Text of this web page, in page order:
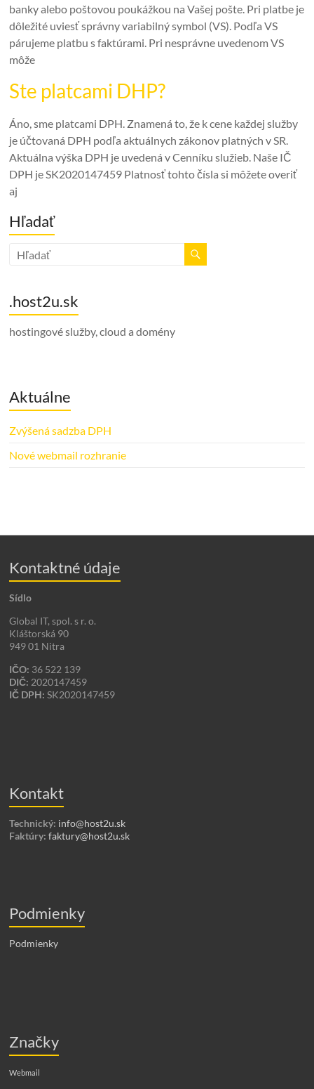
banky alebo poštovou poukážkou na Vašej pošte. Pri platbe je
dôležité uviesť správny variabilný symbol (VS). Podľa VS
párujeme platbu s faktúrami. Pri nesprávne uvedenom VS
môže
Ste platcami DHP?
Áno, sme platcami DPH. Znamená to, že k cene každej služby
je účtovaná DPH podľa aktuálnych zákonov platných v SR.
Aktuálna výška DPH je uvedená v Cenníku služieb. Naše IČ
DPH je SK2020147459 Platnosť tohto čísla si môžete overiť
aj
Hľadať
.host2u.sk
hostingové služby, cloud a domény
Aktuálne
Zvýšená sadzba DPH
Nové webmail rozhranie
Kontaktné údaje
Sídlo
Global IT, spol. s r. o.
Kláštorská 90
949 01 Nitra
IČO: 36 522 139
DIČ: 2020147459
IČ DPH: SK2020147459
Kontakt
Technický: info@host2u.sk
Faktúry: faktury@host2u.sk
Podmienky
Podmienky
Značky
Webmail